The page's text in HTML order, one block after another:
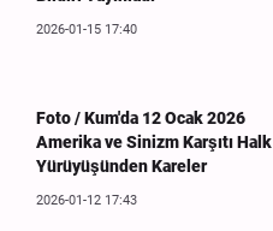
2026-01-15 17:40
Foto / Kum'da 12 Ocak 2026
Amerika ve Sinizm Karşıtı Halk
Yürüyüşünden Kareler
2026-01-12 17:43